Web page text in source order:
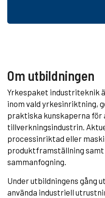
Om utbildningen
Yrkespaket industriteknik
inom vald yrkesinriktning,
praktiska kunskaperna för
tillverkningsindustrin.
processinriktad eller
produktframställning samt
sammanfogning.
Under utbildningens gång
använda industriell